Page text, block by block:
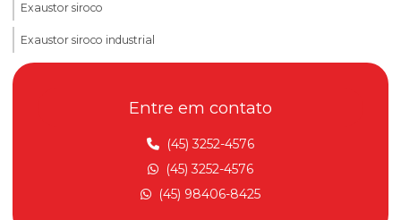
Exaustor siroco
Exaustor siroco industrial
Fabricante de motores elétricos
Fabricante de redutores de velocidade
Indústria de motores elétricos
Entre em contato
(45) 3252-4576
(45) 3252-4576
(45) 98406-8425